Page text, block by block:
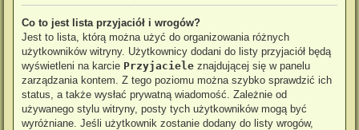
Co to jest lista przyjaciół i wrogów?
Jest to lista, którą można użyć do organizowania różnych
użytkowników witryny. Użytkownicy dodani do listy przyjaciół będą
wyświetleni na karcie Przyjaciele znajdującej się w panelu
zarządzania kontem. Z tego poziomu można szybko sprawdzić ich
status, a także wysłać prywatną wiadomość. Zależnie od
używanego stylu witryny, posty tych użytkowników mogą być
wyróżniane. Jeśli użytkownik zostanie dodany do listy wrogów,